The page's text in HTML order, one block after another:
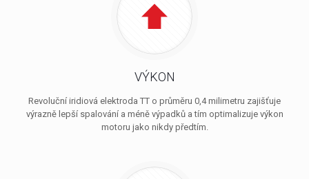
VÝKON
Revoluční iridiová elektroda TT o průměru 0,4 milimetru zajišťuje
výrazně lepší spalování a méně výpadků a tím optimalizuje výkon
motoru jako nikdy předtím.